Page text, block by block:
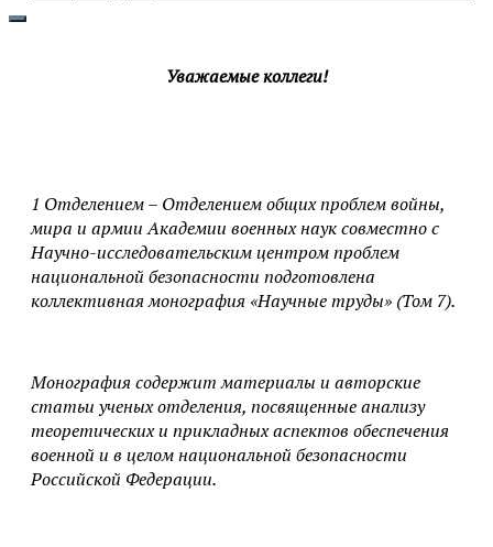
Уважаемые коллеги!
1 Отделением – Отделением общих проблем войны,
мира и армии Академии военных наук совместно с
Научно-исследовательским центром проблем
национальной безопасности подготовлена
коллективная монография «Научные труды» (Том 7).
Монография содержит материалы и авторские
статьи ученых отделения, посвященные анализу
теоретических и прикладных аспектов обеспечения
военной и в целом национальной безопасности
Российской Федерации.